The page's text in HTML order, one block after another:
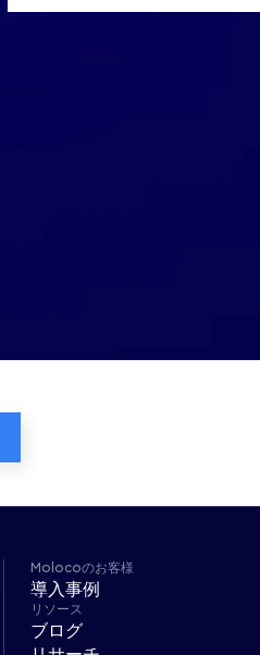
Molocoのお客様
導入事例
リソース
ブログ